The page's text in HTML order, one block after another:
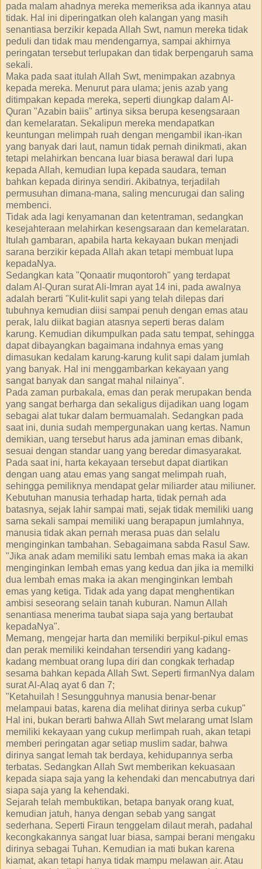
pada malam ahadnya mereka memeriksa ada ikannya atau
tidak. Hal ini diperingatkan oleh kalangan yang masih
senantiasa berzikir kepada Allah Swt, namun mereka tidak
peduli dan tidak mau mendengarnya, sampai akhirnya
peringatan tersebut terlupakan dan tidak berpengaruh sama
sekali.
Maka pada saat itulah Allah Swt, menimpakan azabnya
kepada mereka. Menurut para ulama; jenis azab yang
ditimpakan kepada mereka, seperti diungkap dalam Al-
Quran "Azabin baiis" artinya siksa berupa kesengsaraan
dan kemelaratan. Sekalipun mereka mendapatkan
keuntungan melimpah ruah dengan mengambil ikan-ikan
yang banyak dari laut, namun tidak pernah dinikmati, akan
tetapi melahirkan bencana luar biasa berawal dari lupa
kepada Allah, kemudian lupa kepada saudara, teman
bahkan kepada dirinya sendiri. Akibatnya, terjadilah
permusuhan dimana-mana, saling mencurugai dan saling
membenci.
Tidak ada lagi kenyamanan dan ketentraman, sedangkan
kesejahteraan melahirkan kesengsaraan dan kemelaratan.
Itulah gambaran, apabila harta kekayaan bukan menjadi
sarana berzikir kepada Allah akan tetapi membuat lupa
kepadaNya.
Sedangkan kata "Qonaatir muqontoroh" yang terdapat
dalam Al-Quran surat Ali-Imran ayat 14 ini, pada awalnya
adalah berarti "Kulit-kulit sapi yang telah dilepas dari
tubuhnya kemudian diisi sampai penuh dengan emas atau
perak, lalu diikat bagian atasnya seperti beras dalam
karung. Kemudian dikumpulkan pada satu tempat, sehingga
dapat dibayangkan bagaimana indahnya emas yang
dimasukan kedalam karung-karung kulit sapi dalam jumlah
yang banyak. Hal ini menggambarkan kekayaan yang
sangat banyak dan sangat mahal nilainya".
Pada zaman purbakala, emas dan perak merupakan benda
yang sangat berharga dan sekaligus dijadikan uang logam
sebagai alat tukar dalam bermuamalah. Sedangkan pada
saat ini, dunia sudah mempergunakan uang kertas. Namun
demikian, uang tersebut harus ada jaminan emas dibank,
sesuai dengan standar uang yang beredar dimasyarakat.
Pada saat ini, harta kekayaan tersebut dapat diartikan
dengan uang atau emas yang sangat melimpah ruah,
sehingga pemiliknya mendapat gelar miliarder atau miliuner.
Kebutuhan manusia terhadap harta, tidak pernah ada
batasnya, sejak lahir sampai mati, sejak tidak memiliki uang
sama sekali sampai memiliki uang berapapun jumlahnya,
manusia tidak akan pernah merasa puas dan selalu
menginginkan tambahan. Sebagaimana sabda Rasul Saw.
"Jika anak adam memiliki satu lembah emas maka ia akan
menginginkan lembah emas yang kedua dan jika ia memilki
dua lembah emas maka ia akan menginginkan lembah
emas yang ketiga. Tidak ada yang dapat menghentikan
ambisi seseorang selain tanah kuburan. Namun Allah
senantiasa menerima taubat siapa saja yang bertaubat
kepadaNya".
Memang, mengejar harta dan memiliki berpikul-pikul emas
dan perak memiliki keindahan tersendiri yang kadang-
kadang membuat orang lupa diri dan congkak terhadap
sesama bahkan kepada Allah Swt. Seperti firmanNya dalam
surat Al-Alaq ayat 6 dan 7;
"Ketahuilah ! Sesungguhnya manusia benar-benar
melampaui batas, karena dia melihat dirinya serba cukup"
Hal ini, bukan berarti bahwa Allah Swt melarang umat Islam
memiliki kekayaan yang cukup merlimpah ruah, akan tetapi
memberi peringatan agar setiap muslim sadar, bahwa
dirinya sangat lemah tak berdaya, kehidupannya serba
terbatas. Sedangkan Allah Swt memberikan kekuasaan
kepada siapa saja yang Ia kehendaki dan mencabutnya dari
siapa saja yang Ia kehendaki.
Sejarah telah membuktikan, betapa banyak orang kuat,
kemudian jatuh, hanya dengan sebab yang sangat
sederhana. Seperti Firaun tenggelam dilaut merah, padahal
kecongkakannya sangat luar biasa, sampai berani mengaku
dirinya sebagai Tuhan. Kemudian ia mati bukan karena
kiamat, akan tetapi hanya tidak mampu melawan air. Atau